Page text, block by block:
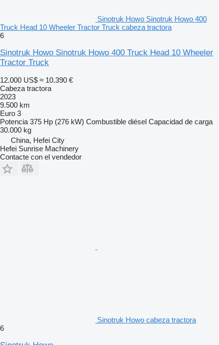
Sinotruk Howo Sinotruk Howo 400
Truck Head 10 Wheeler Tractor Truck cabeza tractora
6
Sinotruk Howo Sinotruk Howo 400 Truck Head 10 Wheeler
Tractor Truck
12.000 US$ ≈ 10.390 €
Cabeza tractora
2023
9.500 km
Euro 3
Potencia 375 Hp (276 kW) Combustible diésel Capacidad de carga
30.000 kg
China, Hefei City
Hefei Sunrise Machinery
Contacte con el vendedor
Sinotruk Howo cabeza tractora
6